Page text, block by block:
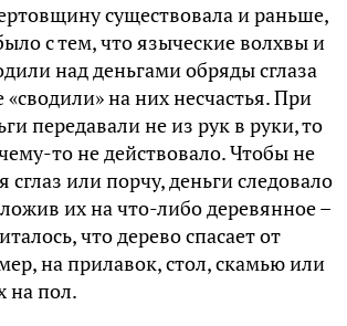
существовала и раньше,
с тем, что языческие волхвы и
над деньгами обряды сглаза
на них несчастья. При
передавали не из рук в руки, то
то не действовало. Чтобы не
сглаз или порчу, деньги следовало
их на что-либо деревянное –
что дерево спасает от
на прилавок, стол, скамью или
на пол.